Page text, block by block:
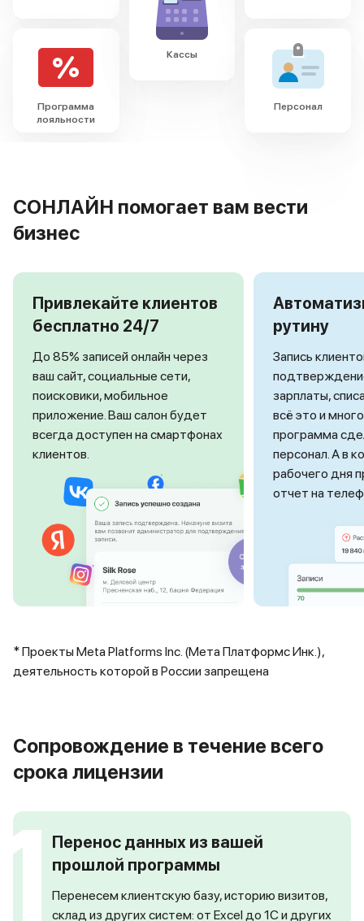
Программа
лояльности
Кассы
Персонал
СОНЛАЙН помогает вам вести
бизнес
Привлекайте клиентов
бесплатно 24/7
До 85% записей онлайн через
ваш сайт, социальные сети,
поисковики, мобильное
приложение. Ваш салон будет
всегда доступен на смартфонах
клиентов.
рутину
Запись
зарплаты,
всё это и
программа
персонал. А в
рабочего дня
отчет на
* Проекты Meta Platforms Inc. (Мета Платформс Инк.),
деятельность которой в России запрещена
Сопровождение в течение всего
срока лицензии
Перенос данных из вашей
прошлой программы
Перенесем клиентскую базу, историю визитов,
склад из других систем: от Excel до 1С и других